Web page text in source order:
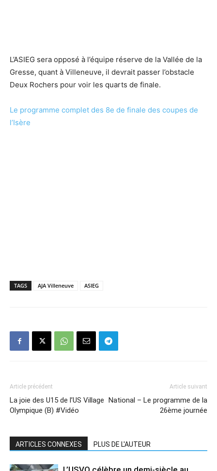
L’ASIEG sera opposé à l’équipe réserve de la Vallée de la
Gresse, quant à Villeneuve, il devrait passer l’obstacle
Deux Rochers pour voir les quarts de finale.
Le programme complet des 8e de finale des coupes de
l’Isère
TAGS AJA Villeneuve ASIEG
Article précédent
La joie des U15 de l’US Village
Olympique (B) #Vidéo
Article suivant
National – Le programme de la
26ème journée
ARTICLES CONNEXES PLUS DE L'AUTEUR